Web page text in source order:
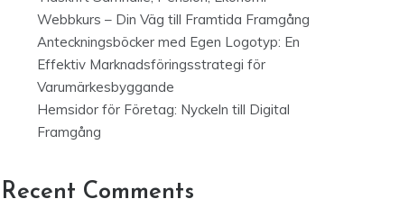
Webbkurs – Din Väg till Framtida Framgång
Anteckningsböcker med Egen Logotyp: En
Effektiv Marknadsföringsstrategi för
Varumärkesbyggande
Hemsidor för Företag: Nyckeln till Digital
Framgång
Recent Comments